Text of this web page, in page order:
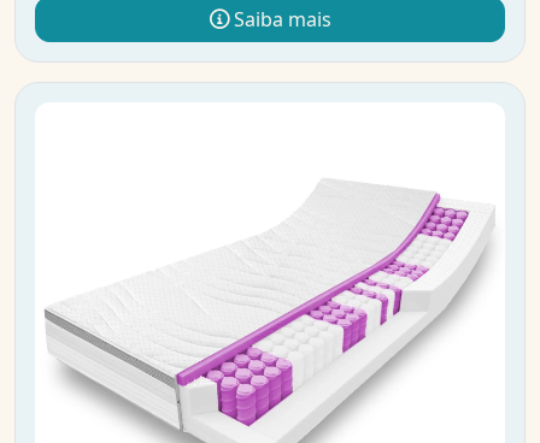
Saiba mais